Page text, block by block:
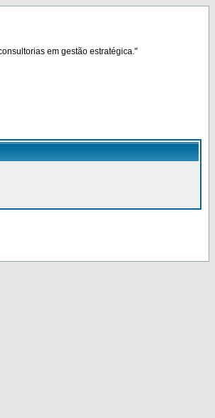
em gestão estratégica."